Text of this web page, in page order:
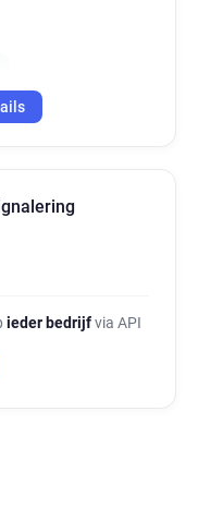
ieder bedrijfvia API